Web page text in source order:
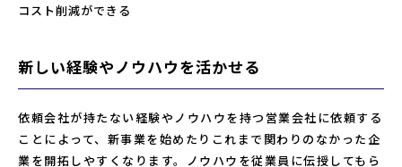
コスト削減ができる
新しい経験やノウハウを活かせる
依頼会社が持たない経験やノウハウを持つ営業会社に依頼する
ことによって、新事業を始めたりこれまで関わりのなかった企
業を開拓しやすくなります。ノウハウを従業員に伝授してもら